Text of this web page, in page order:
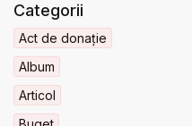
Categorii
Act de donație
Album
Articol